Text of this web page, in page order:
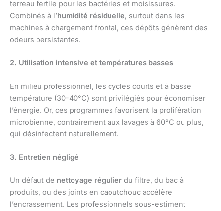
terreau fertile pour les bactéries et moisissures.
Combinés à l’humidité résiduelle, surtout dans les
machines à chargement frontal, ces dépôts génèrent des
odeurs persistantes.
2. Utilisation intensive et températures basses
En milieu professionnel, les cycles courts et à basse
température (30-40°C) sont privilégiés pour économiser
l’énergie. Or, ces programmes favorisent la prolifération
microbienne, contrairement aux lavages à 60°C ou plus,
qui désinfectent naturellement.
3. Entretien négligé
Un défaut de nettoyage régulier du filtre, du bac à
produits, ou des joints en caoutchouc accélère
l’encrassement. Les professionnels sous-estiment